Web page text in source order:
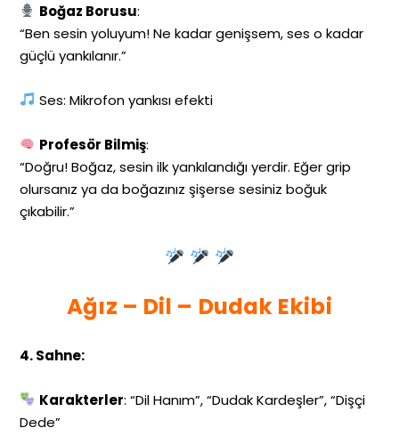
Boğaz Borusu:
“Ben sesin yoluyum! Ne kadar genişsem, ses o kadar
güçlü yankılanır.”
Ses: Mikrofon yankısı efekti
Profesör Bilmiş:
“Doğru! Boğaz, sesin ilk yankılandığı yerdir. Eğer grip
olursanız ya da boğazınız şişerse sesiniz boğuk
çıkabilir.”
Ağız – Dil – Dudak Ekibi
4. Sahne:
Karakterler: “Dil Hanım”, “Dudak Kardeşler”, “Dişçi
Dede”